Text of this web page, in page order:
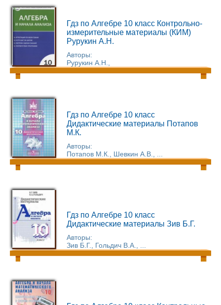
Гдз по Алгебре 10 класс Контрольно-
измерительные материалы (КИМ)
Рурукин А.Н.
Авторы:
Рурукин А.Н.,
Гдз по Алгебре 10 класс
Дидактические материалы Потапов
М.К.
Авторы:
Потапов М.К., Шевкин А.В., ...
Гдз по Алгебре 10 класс
Дидактические материалы Зив Б.Г.
Авторы:
Зив Б.Г., Гольдич В.А., ...